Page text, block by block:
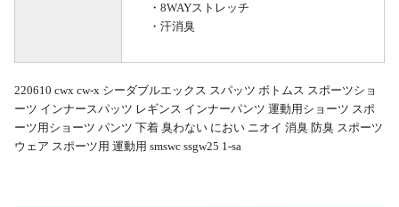
・8WAYストレッチ
・汗消臭
220610 cwx cw-x シーダブルエックス スパッツ ボトムス スポーツショ
ーツ インナースパッツ レギンス インナーパンツ 運動用ショーツ スポ
ーツ用ショーツ パンツ 下着 臭わない におい ニオイ 消臭 防臭 スポーツ
ウェア スポーツ用 運動用 smswc ssgw25 1-sa